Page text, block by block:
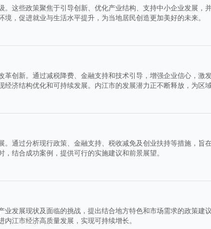
这些政策聚焦于引导创新、优化产业结构、支持中小企业发展，
，促进就业与生活水平提升，为当地居民创造更加美好的未来。
创新。通过减税降费、金融支持和技术引导，增强企业信心，激
济结构优化和可持续发展。内江市的发展潜力正不断释放，为区
通过分析现行政策、金融支持、税收减免及创业扶持等措施，旨
结合成功案例，提供可行的实施建议和前景展望。
发展现状及面临的挑战，提出结合地方特色和市场需求的政策建
江市经济高质量发展，实现可持续增长。